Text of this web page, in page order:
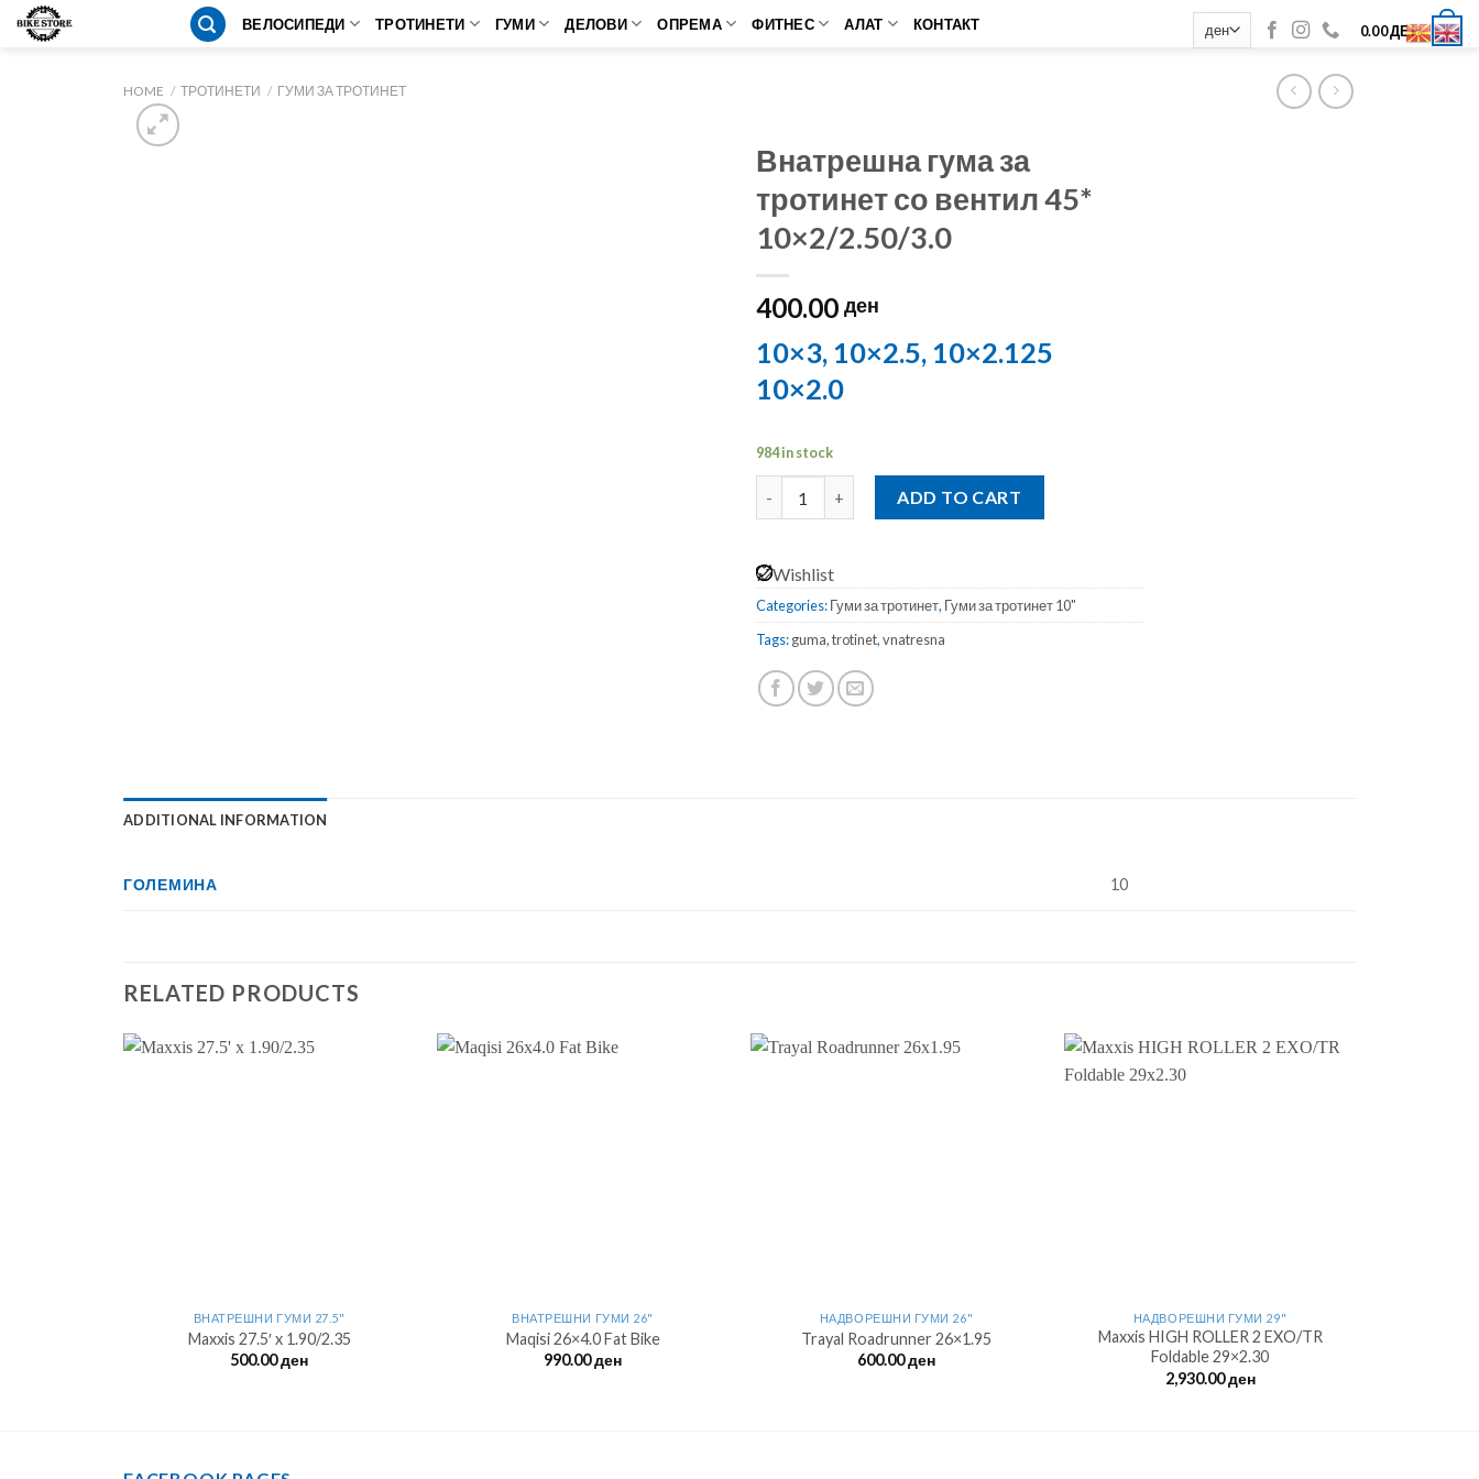
Skip
ВЕЛОСИПЕДИ ТРОТИНЕТИ ГУМИ ДЕЛОВИ ОПРЕМА ФИТНЕС АЛАТ КОНТАКТ 0.00ДЕН 0
HOME / ТРОТИНЕТИ / ГУМИ ЗА ТРОТИНЕТ
Внатрешна гума за
тротинет со вентил 45*
10×2/2.50/3.0
400.00 ден
10×3, 10×2.5, 10×2.125
10×2.0
984 in stock
ADD TO CART
Wishlist
Categories:Гуми за тротинет, Гуми за тротинет 10"
Tags:guma,trotinet,vnatresna
ADDITIONAL INFORMATION
ГОЛЕМИНА 10
RELATED PRODUCTS
ВНАТРЕШНИ ГУМИ 27.5"
Maxxis 27.5′ x 1.90/2.35
500.00ден
ВНАТРЕШНИ ГУМИ 26"
Maqisi 26×4.0 Fat Bike
990.00ден
НАДВОРЕШНИ ГУМИ 26"
Trayal Roadrunner 26×1.95
600.00ден
НАДВОРЕШНИ ГУМИ 29"
Maxxis HIGH ROLLER 2 EXO/TR
Foldable 29×2.30
2,930.00ден